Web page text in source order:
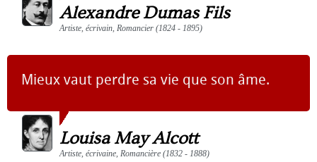
Alexandre Dumas Fils
Artiste, écrivain, Romancier (1824 - 1895)
Mieux vaut perdre sa vie que son âme.
Louisa May Alcott
Artiste, écrivaine, Romancière (1832 - 1888)